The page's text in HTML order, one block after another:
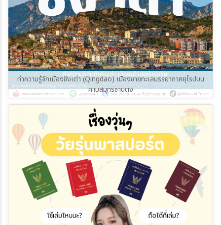
ทำความรู้จักเมืองชิงเต่า (Qingdao) เมืองชายทะเลบรรยากาศยุโรปบน
คาบสมุทรซานตง